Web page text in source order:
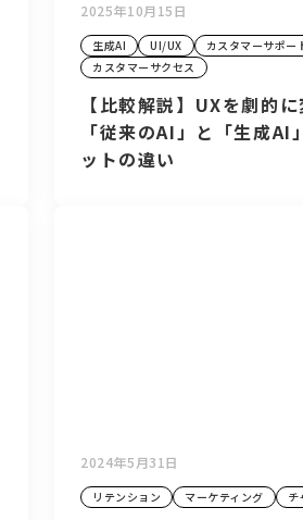
2025年10月15日
生成AI UI/UX
カスタマーサポー
カスタマーサクセス
【比較解説】UXを劇的に
「従来のAI」と「生成AI
ットの違い
2024年5月31日
リテンション マーケティング チ